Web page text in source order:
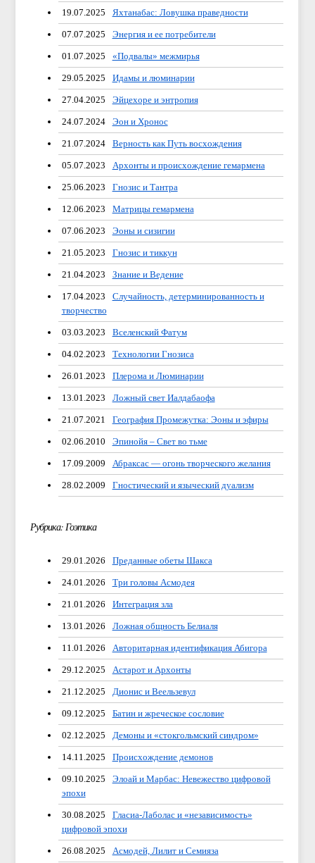
19.07.2025 Яхтанабас: Ловушка праведности
07.07.2025 Энергия и ее потребители
01.07.2025 «Подвалы» межмирья
29.05.2025 Идамы и люминарии
27.04.2025 Эйцехоре и энтропия
24.07.2024 Эон и Хронос
21.07.2024 Верность как Путь восхождения
05.07.2023 Архонты и происхождение гемармена
25.06.2023 Гнозис и Тантра
12.06.2023 Матрицы гемармена
07.06.2023 Эоны и сизигии
21.05.2023 Гнозис и тиккун
21.04.2023 Знание и Ведение
17.04.2023
Случайность, детерминированность и
творчество
03.03.2023 Вселенский Фатум
04.02.2023 Технологии Гнозиса
26.01.2023 Плерома и Люминарии
13.01.2023 Ложный свет Иалдабаофа
21.07.2021 География Промежутка: Эоны и эфиры
02.06.2010 Эпинойя – Свет во тьме
17.09.2009 Абраксас — огонь творческого желания
28.02.2009 Гностический и языческий дуализм
Рубрика: Гоэтика
29.01.2026 Преданные обеты Шакса
24.01.2026 Три головы Асмодея
21.01.2026 Интеграция зла
13.01.2026 Ложная общность Белиаля
11.01.2026 Авторитарная идентификация Абигора
29.12.2025 Астарот и Архонты
21.12.2025 Дионис и Веельзевул
09.12.2025 Батин и жреческое сословие
02.12.2025 Демоны и «стокгольмский синдром»
14.11.2025 Происхождение демонов
09.10.2025
Элоай и Марбас: Невежество цифровой
эпохи
30.08.2025
Гласиа-Лаболас и «независимость»
цифровой эпохи
26.08.2025 Асмодей, Лилит и Семияза